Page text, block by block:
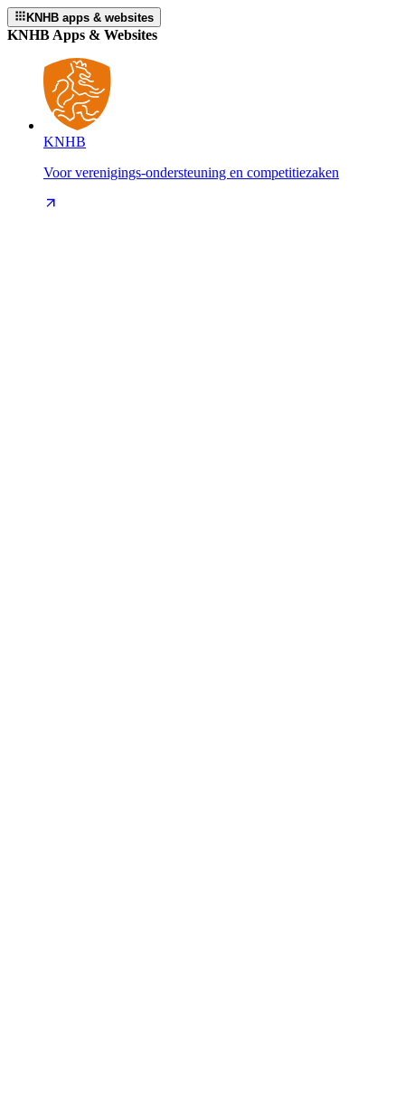
KNHB apps & websites
KNHB Apps & Websites
KNHB
Voor verenigings-ondersteuning en competitiezaken